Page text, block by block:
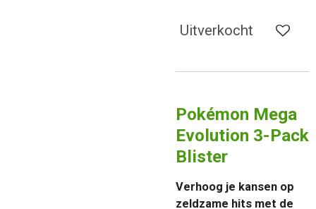
Uitverkocht
Pokémon Mega
Evolution 3-Pack
Blister
Verhoog je kansen op
zeldzame hits met de